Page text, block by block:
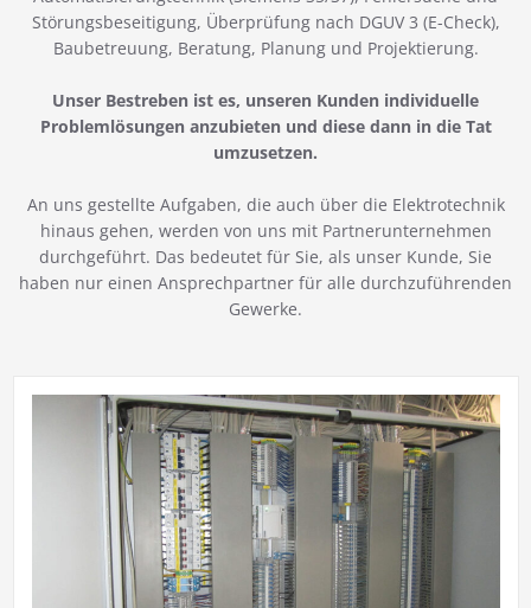
Störungsbeseitigung, Überprüfung nach DGUV 3 (E-Check),
Baubetreuung, Beratung, Planung und Projektierung.
Unser Bestreben ist es, unseren Kunden individuelle
Problemlösungen anzubieten und diese dann in die Tat
umzusetzen.
An uns gestellte Aufgaben, die auch über die Elektrotechnik
hinaus gehen, werden von uns mit Partnerunternehmen
durchgeführt. Das bedeutet für Sie, als unser Kunde, Sie
haben nur einen Ansprechpartner für alle durchzuführenden
Gewerke.